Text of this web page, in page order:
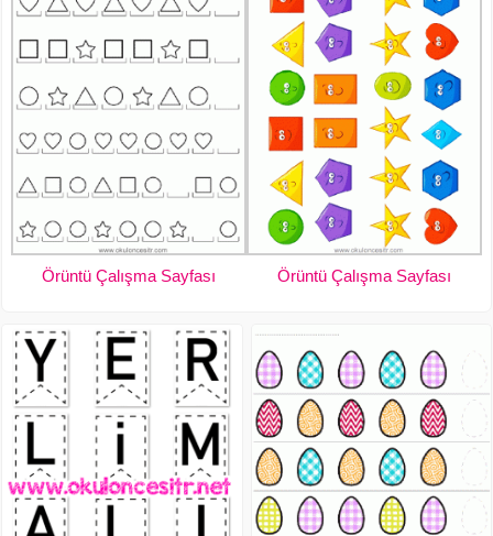
Örüntü Çalışma Sayfası Örüntü Çalışma Sayfası